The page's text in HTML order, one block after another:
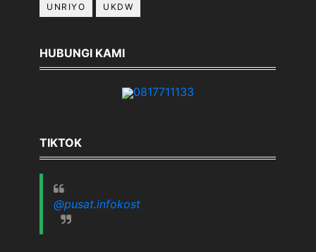
UNRIYO UKDW
HUBUNGI KAMI
0817711133
TIKTOK
@pusat.infokost